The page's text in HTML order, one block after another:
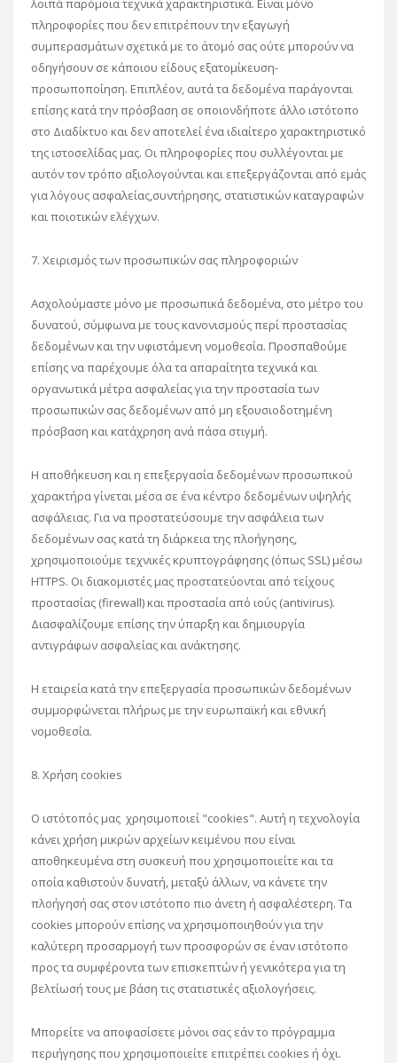
λοιπά παρόμοια τεχνικά χαρακτηριστικά. Είναι μόνο
πληροφορίες που δεν επιτρέπουν την εξαγωγή
συμπερασμάτων σχετικά με το άτομό σας ούτε μπορούν να
οδηγήσουν σε κάποιου είδους εξατομίκευση-
προσωποποίηση. Επιπλέον, αυτά τα δεδομένα παράγονται
επίσης κατά την πρόσβαση σε οποιονδήποτε άλλο ιστότοπο
στο Διαδίκτυο και δεν αποτελεί ένα ιδιαίτερο χαρακτηριστικό
της ιστοσελίδας μας. Οι πληροφορίες που συλλέγονται με
αυτόν τον τρόπο αξιολογούνται και επεξεργάζονται από εμάς
για λόγους ασφαλείας,συντήρησης, στατιστικών καταγραφών
και ποιοτικών ελέγχων.
7. Χειρισμός των προσωπικών σας πληροφοριών
Ασχολούμαστε μόνο με προσωπικά δεδομένα, στο μέτρο του
δυνατού, σύμφωνα με τους κανονισμούς περί προστασίας
δεδομένων και την υφιστάμενη νομοθεσία. Προσπαθούμε
επίσης να παρέχουμε όλα τα απαραίτητα τεχνικά και
οργανωτικά μέτρα ασφαλείας για την προστασία των
προσωπικών σας δεδομένων από μη εξουσιοδοτημένη
πρόσβαση και κατάχρηση ανά πάσα στιγμή.
Η αποθήκευση και η επεξεργασία δεδομένων προσωπικού
χαρακτήρα γίνεται μέσα σε ένα κέντρο δεδομένων υψηλής
ασφάλειας. Για να προστατεύσουμε την ασφάλεια των
δεδομένων σας κατά τη διάρκεια της πλοήγησης,
χρησιμοποιούμε τεχνικές κρυπτογράφησης (όπως SSL) μέσω
HTTPS. Οι διακομιστές μας προστατεύονται από τείχους
προστασίας (firewall) και προστασία από ιούς (antivirus).
Διασφαλίζουμε επίσης την ύπαρξη και δημιουργία
αντιγράφων ασφαλείας και ανάκτησης.
Η εταιρεία κατά την επεξεργασία προσωπικών δεδομένων
συμμορφώνεται πλήρως με την ευρωπαϊκή και εθνική
νομοθεσία.
8. Χρήση cookies
Ο ιστότοπός μας χρησιμοποιεί "cookies". Αυτή η τεχνολογία
κάνει χρήση μικρών αρχείων κειμένου που είναι
αποθηκευμένα στη συσκευή που χρησιμοποιείτε και τα
οποία καθιστούν δυνατή, μεταξύ άλλων, να κάνετε την
πλοήγησή σας στον ιστότοπο πιο άνετη ή ασφαλέστερη. Τα
cookies μπορούν επίσης να χρησιμοποιηθούν για την
καλύτερη προσαρμογή των προσφορών σε έναν ιστότοπο
προς τα συμφέροντα των επισκεπτών ή γενικότερα για τη
βελτίωσή τους με βάση τις στατιστικές αξιολογήσεις.
Μπορείτε να αποφασίσετε μόνοι σας εάν το πρόγραμμα
περιήγησης που χρησιμοποιείτε επιτρέπει cookies ή όχι.